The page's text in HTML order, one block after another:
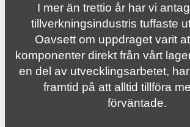
I mer än trettio år har vi
tillverknings­industris tuffaste
Oavsett om uppdraget varit
komponenter direkt från vårt
en del av utvecklingsarbetet,
framtid på att alltid tillföra
förväntade.